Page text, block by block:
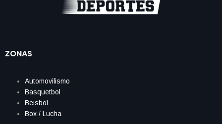
ZONAS
Automovilismo
Basquetbol
Beisbol
Box / Lucha